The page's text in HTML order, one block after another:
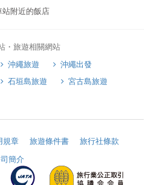
站附近的飯店
・旅遊相關網站
沖繩旅遊
沖繩出發
石垣島旅遊
宮古島旅遊
規章 旅遊條件書
旅行社條款
簡介